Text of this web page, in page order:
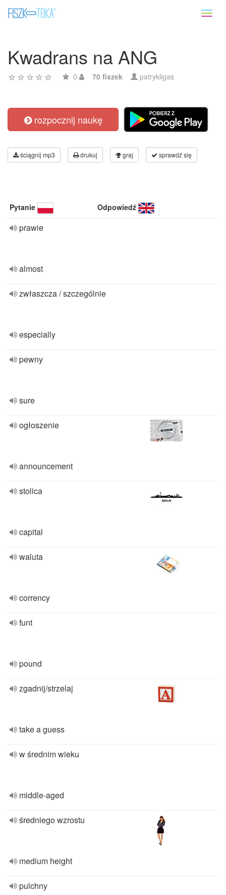
Kwadrans na ANG
0 70 fiszek patrykligas
rozpocznij naukę
ściągnij mp3 drukuj graj sprawdź się
Pytanie Odpowiedź
prawie
almost
zwłaszcza / szczególnie
especially
pewny
sure
ogłoszenie
announcement
stolica
capital
waluta
corrency
funt
pound
zgadnij/strzelaj
take a guess
w średnim wieku
middle-aged
średniego wzrostu
medium height
pulchny